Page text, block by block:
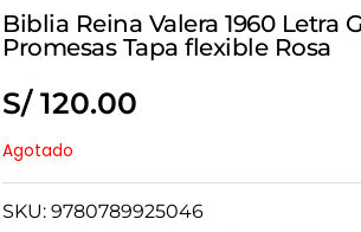
Biblia Reina Valera 1960 Letra
Promesas Tapa flexible Rosa
S/120.00
Agotado
SKU: 9780789925046